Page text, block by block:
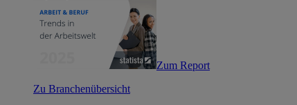
Zum Report
Zu Branchenübersicht